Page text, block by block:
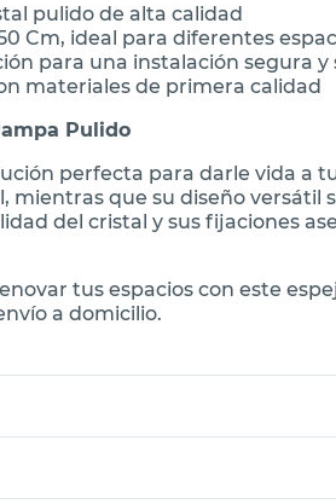
pulido de alta calidad
Cm, ideal para diferentes
para una instalación segura y
materiales de primera calidad
Pulido
perfecta para darle vida a
mientras que su diseño versátil
del cristal y sus fijaciones
tus espacios con este
a domicilio.